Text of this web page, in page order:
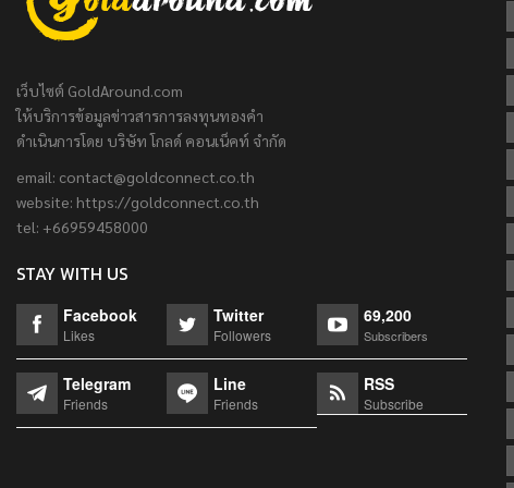
เว็บไซต์ GoldAround.com
ให้บริการข้อมูลข่าวสารการลงทุนทองคำ
ดำเนินการโดย บริษัท โกลด์ คอนเน็คท์ จำกัด
email: contact@goldconnect.co.th
website: https://goldconnect.co.th
tel: +66959458000
STAY WITH US
Facebook
Likes
Twitter
Followers
69,200
Subscribers
Telegram
Friends
Line
Friends
RSS
Subscribe